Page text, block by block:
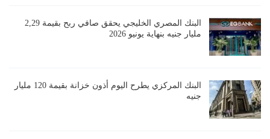
البنك المصري الخليجي يحقق صافي ربح بقيمة 2,29
مليار جنيه بنهاية يونيو 2026
البنك المركزي يطرح اليوم أذون خزانة بقيمة 120 مليار
جنيه